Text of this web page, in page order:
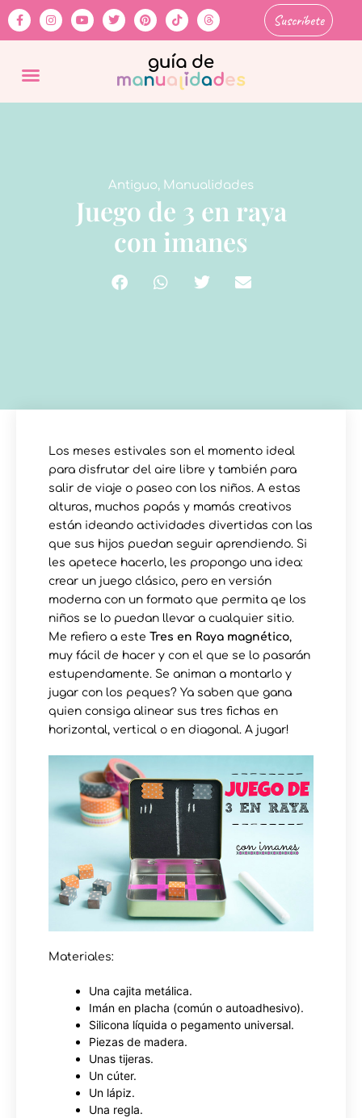
Suscríbete
Antiguo, Manualidades
Juego de 3 en raya
con imanes
Los meses estivales son el momento ideal
para disfrutar del aire libre y también para
salir de viaje o paseo con los niños. A estas
alturas, muchos papás y mamás creativos
están ideando actividades divertidas con las
que sus hijos puedan seguir aprendiendo. Si
les apetece hacerlo, les propongo una idea:
crear un juego clásico, pero en versión
moderna con un formato que permita qe los
niños se lo puedan llevar a cualquier sitio.
Me refiero a este Tres en Raya magnético,
muy fácil de hacer y con el que se lo pasarán
estupendamente. Se animan a montarlo y
jugar con los peques? Ya saben que gana
quien consiga alinear sus tres fichas en
horizontal, vertical o en diagonal. A jugar!
Materiales:
Una cajita metálica.
Imán en placha (común o autoadhesivo).
Silicona líquida o pegamento universal.
Piezas de madera.
Unas tijeras.
Un cúter.
Un lápiz.
Una regla.